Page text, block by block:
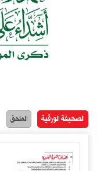
الصحيفة الورقية الملحق